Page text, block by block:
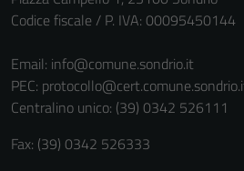
Codice fiscale / P. IVA: 00095450144
Email: info@comune.sondrio.it
PEC:
Centralino unico: (39) 0342 526111
Fax: (39) 0342 526333